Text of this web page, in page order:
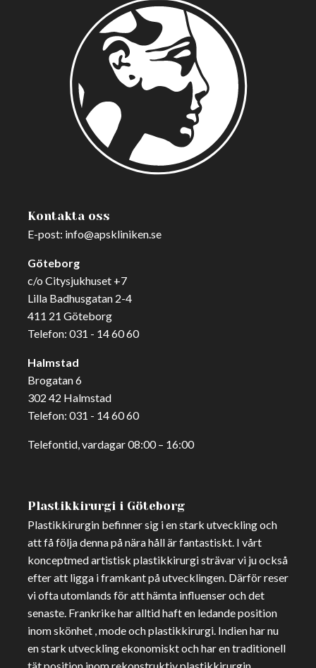
Kontakta oss
E-post: info@apskliniken.se
Göteborg
c/o Citysjukhuset +7
Lilla Badhusgatan 2-4
411 21 Göteborg
Telefon: 031 - 14 60 60
Halmstad
Brogatan 6
302 42 Halmstad
Telefon: 031 - 14 60 60
Telefontid, vardagar 08:00 – 16:00
Plastikkirurgi i Göteborg
Plastikkirurgin befinner sig i en stark utveckling och
att få följa denna på nära håll är fantastiskt. I vårt
konceptmed artistisk plastikkirurgi strävar vi ju också
efter att ligga i framkant på utvecklingen. Därför reser
vi ofta utomlands för att hämta influenser och det
senaste. Frankrike har alltid haft en ledande position
inom skönhet , mode och plastikkirurgi. Indien har nu
en stark utveckling ekonomiskt och har en traditionell